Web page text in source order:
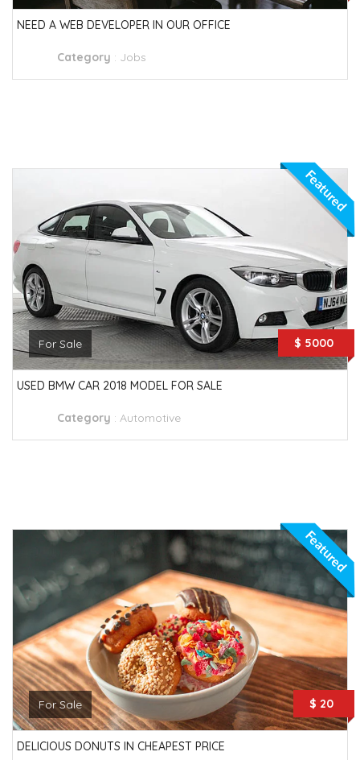
NEED A WEB DEVELOPER IN OUR OFFICE
Category : Jobs
Featured
For Sale $ 5000
USED BMW CAR 2018 MODEL FOR SALE
Category : Automotive
Featured
For Sale $ 20
DELICIOUS DONUTS IN CHEAPEST PRICE